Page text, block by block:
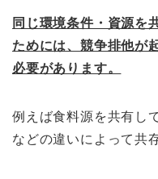
同じ環境条件・資源を
ためには、競争排他が
必要があります。
例えば食料源を共有し
などの違いによって共